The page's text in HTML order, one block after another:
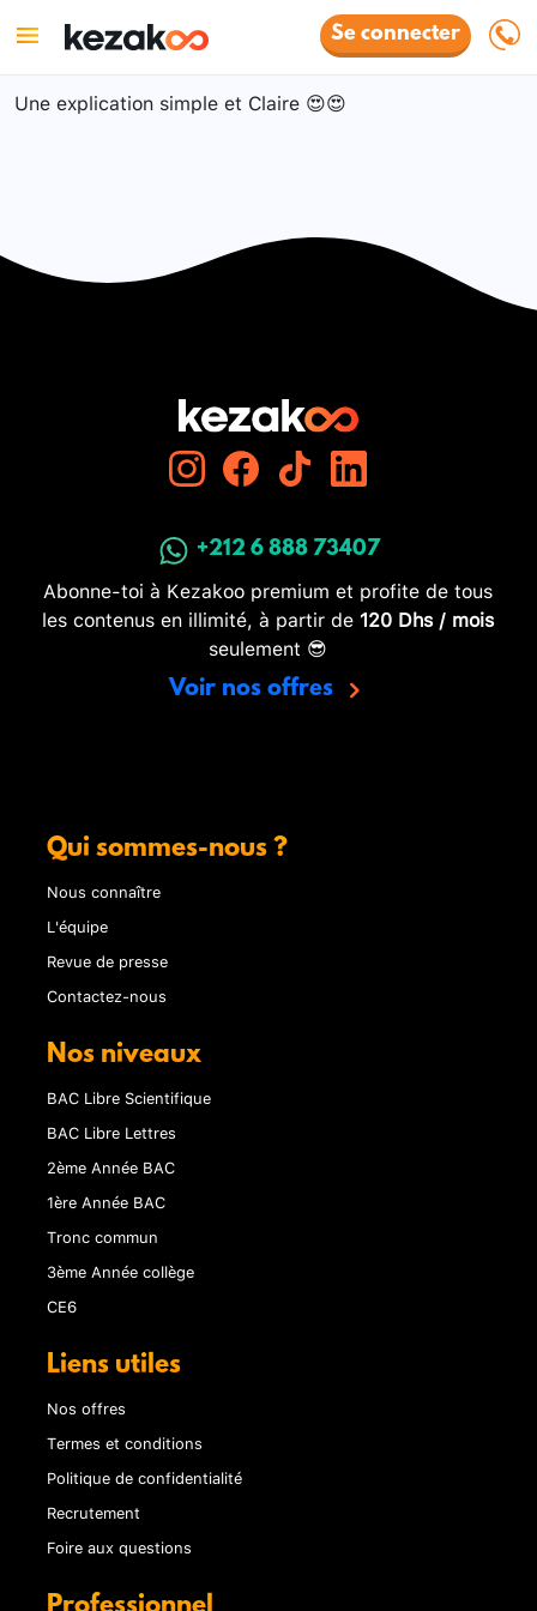
Se connecter
Une explication simple et Claire 😍😍
+212 6 888 73407
Abonne-toi à Kezakoo premium et profite de tous
les contenus en illimité, à partir de 120 Dhs / mois
seulement 😎
Voir nos offres
Qui sommes-nous ?
Nous connaître
L'équipe
Revue de presse
Contactez-nous
Nos niveaux
BAC Libre Scientifique
BAC Libre Lettres
2ème Année BAC
1ère Année BAC
Tronc commun
3ème Année collège
CE6
Liens utiles
Nos offres
Termes et conditions
Politique de confidentialité
Recrutement
Foire aux questions